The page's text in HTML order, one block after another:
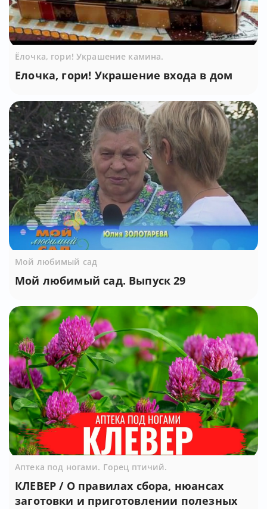
Ёлочка, гори! Украшение камина.
Елочка, гори! Украшение входа в дом
Мой любимый сад
Мой любимый сад. Выпуск 29
Аптека под ногами. Горец птичий.
КЛЕВЕР / О правилах сбора, нюансах
заготовки и приготовлении полезных